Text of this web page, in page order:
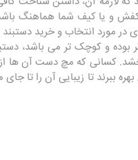
کفش و یا کیف شما هماهنگ
در مورد انتخاب و خرید
و کوچک تر می باشد،
کسانی که مچ دست آن ها از
ببرند تا زیبایی آن را